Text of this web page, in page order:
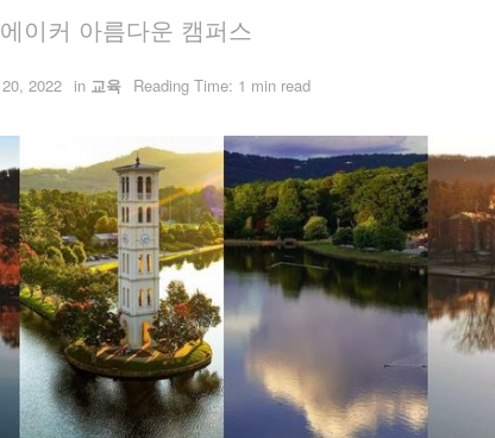
이커 아름다운 캠퍼스
2022 in 교육 Reading Time: 1 min read